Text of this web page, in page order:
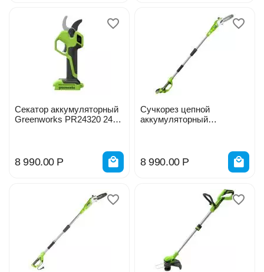
Секатор аккумуляторный
Greenworks PR24320 24V
8 990.00 Р
Сучкорез цепной
аккумуляторный
8 990.00 Р